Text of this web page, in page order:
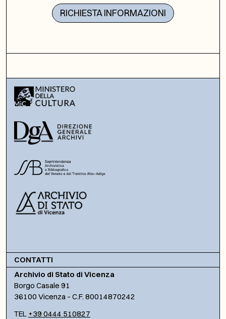
RICHIESTA INFORMAZIONI
CONTATTI
Archivio di Stato di Vicenza
Borgo Casale 91
36100 Vicenza – C.F. 80014870242
TEL +39 0444 510827